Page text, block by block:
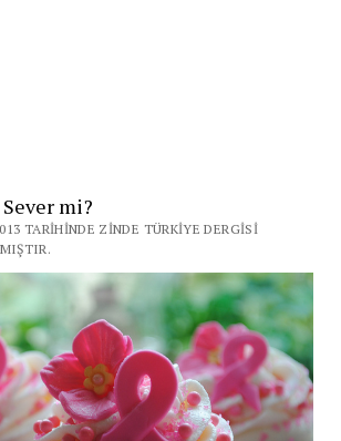
mi?
TARIHINDE ZINDE TÜRKIYE DERGISI